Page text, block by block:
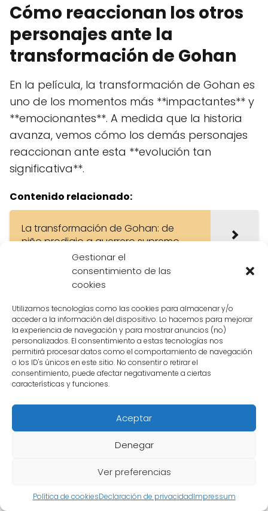
Gestionar el
consentimiento de las
cookies
Utilizamos tecnologías como las cookies para almacenar y/o
acceder a la información del dispositivo. Lo hacemos para mejorar
la experiencia de navegación y para mostrar anuncios (no)
personalizados. El consentimiento a estas tecnologías nos
permitirá procesar datos como el comportamiento de navegación
o los ID's únicos en este sitio. No consentir o retirar el
consentimiento, puede afectar negativamente a ciertas
características y funciones.
Aceptar
Denegar
Ver preferencias
Política de cookiesDeclaración de privacidadImpressum
Cómo reaccionan los otros
personajes ante la
transformación de Gohan
En la película, la transformación de Gohan es
uno de los momentos más **impactantes** y
**emocionantes**. A medida que la historia
avanza, vemos cómo los demás personajes
reaccionan ante esta **evolución tan
significativa**.
Contenido relacionado:
La transformación de Gohan: de
niño prodigio a guerrero supremo
Goku, como padre de Gohan, se siente
**orgulloso** y **emocionado** al ver la
transformación de su hijo. Reconoce el
increíble poder que ha adquirido y lo anima a
seguir superándose.
2. Vegeta
Vegeta, aunque inicialmente escéptico, no
puede evitar sentir **admiración** por Gohan.
Reconoce su talento y potencial, y se esfuerza
por estar a la altura de su nivel de poder.